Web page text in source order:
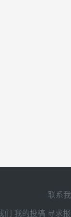
联系
们 我的投稿 寻求